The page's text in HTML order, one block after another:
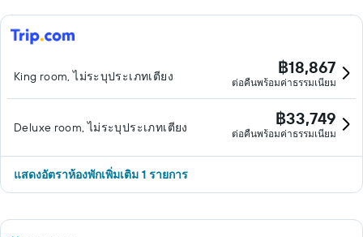
King room, ไม่ระบุประเภทเตียง ฿18,867
ต่อคืนพร้อมค่าธรรมเนียม
Deluxe room, ไม่ระบุประเภทเตียง ฿33,749
ต่อคืนพร้อมค่าธรรมเนียม
แสดงอัตราห้องพักเพิ่มเติม 1 รายการ